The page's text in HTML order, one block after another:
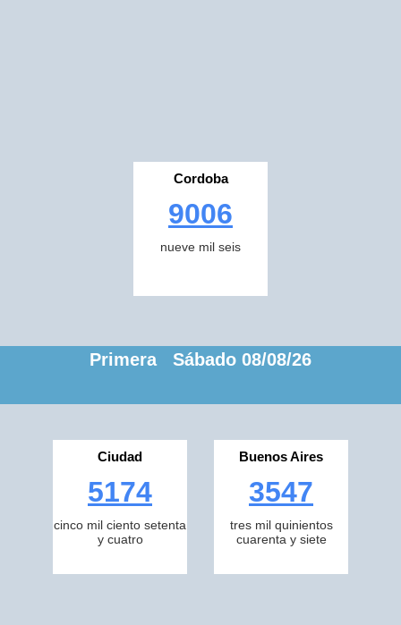
Cordoba
9006
nueve mil seis
Primera Sábado 08/08/26
Ciudad
5174
cinco mil ciento setenta
y cuatro
Buenos Aires
3547
tres mil quinientos
cuarenta y siete